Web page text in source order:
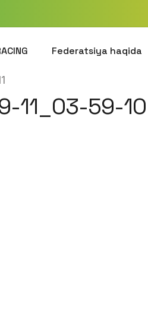
Federatsiya haqida
11_03-59-10